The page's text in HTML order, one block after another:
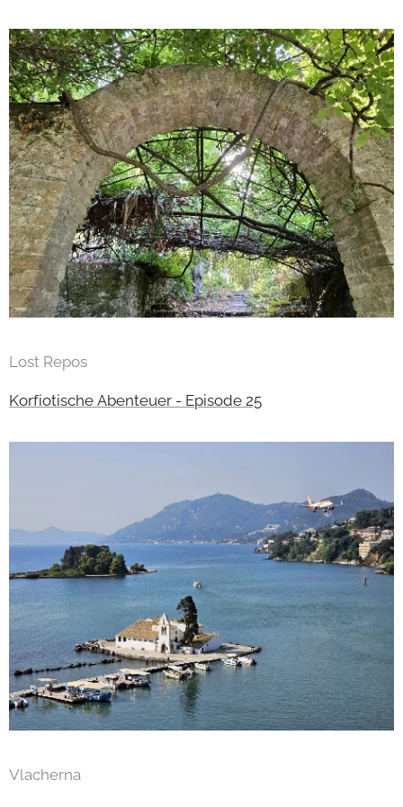
Lost Repos
Korfiotische Abenteuer - Episode 25
Vlacherna